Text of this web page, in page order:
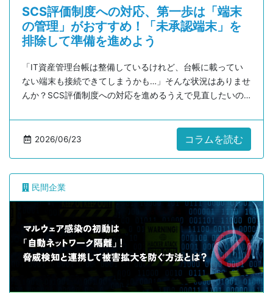
SCS評価制度への対応、第一歩は「端末
の管理」がおすすめ！「未承認端末」を
排除して準備を進めよう
「IT資産管理台帳は整備しているけれど、台帳に載ってい
ない端末も接続できてしまうかも…」そんな状況はありませ
んか？SCS評価制度への対応を進めるうえで見直したいの
続できる状態では、思わぬリスクが残る可能性も。本コラ
ムでは、端末管理のポイントと対策をやさしく解説しま
2026/06/23 コラムを読む
民間企業